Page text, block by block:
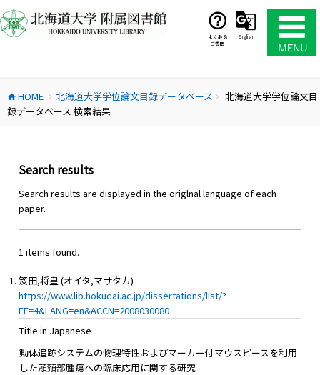
ン
テ
ス
キ
よくある
ご質問
English
home HOME chevron_right 北海道大学学位論文目録データベース chevron_right
北海道大学学位論文目
録データベース 検索結果
Search results
Search results are displayed in the origlnal language of each
paper.
1 items found.
笈田,将皇 (オイタ,マサタカ)
https://www.lib.hokudai.ac.jp/dissertations/list/?
FF=4&LANG=en&ACCN=2008030080
Title in Japanese
動体追跡システムの物理特性およびマーカー付マウスピースを利用
した頭頸部腫瘍への臨床応用に関する研究